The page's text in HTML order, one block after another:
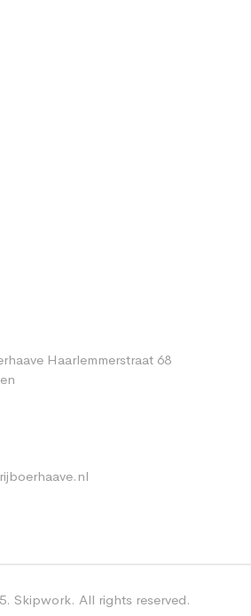
Haarlemmerstraat 68
Skipwork. All rights reserved.